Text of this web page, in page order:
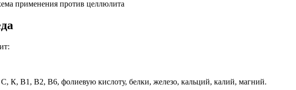
К, В1, В2, В6, фолиевую кислоту, белки, железо, кальций, калий, магний.